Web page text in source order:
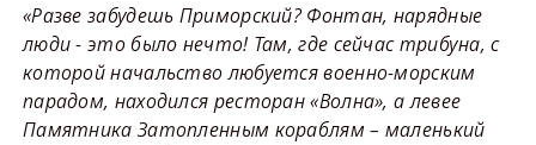
«Разве забудешь Приморский? Фонтан, нарядные
люди - это было нечто! Там, где сейчас трибуна, с
которой начальство любуется военно-морским
парадом, находился ресторан «Волна», а левее
Памятника Затопленным кораблям – маленький